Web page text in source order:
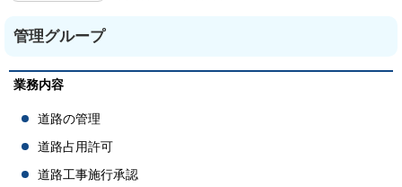
管理グループ
業務内容
道路の管理
道路占用許可
道路工事施行承認